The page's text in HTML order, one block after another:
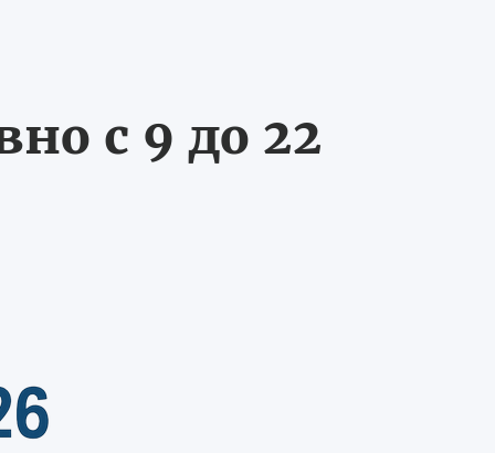
с 9 до 22